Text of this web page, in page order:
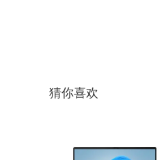
猜你喜欢